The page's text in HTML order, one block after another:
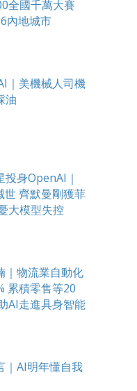
全國千萬大賽
內地城市
｜美機械人司機
油
投身OpenAI｜
世 齊默曼剛獲菲
大模型失控
｜物流業自動化
累積零售等20
AI走進具身智能
｜AI明年懂自我